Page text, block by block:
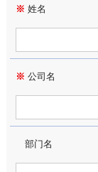
※ 姓名
※ 公司名
部门名